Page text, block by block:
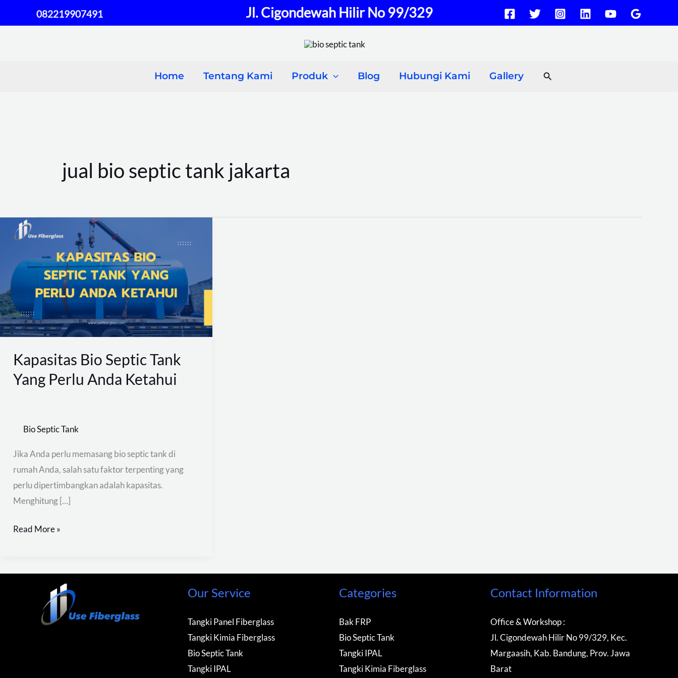
to
082219907491 Jl. Cigondewah Hilir No 99/329
Home Tentang Kami Produk Blog Hubungi Kami Gallery Search
jual bio septic tank jakarta
Kapasitas Bio Septic Tank
Yang Perlu Anda Ketahui
Bio Septic Tank
Jika Anda perlu memasang bio septic tank di
rumah Anda, salah satu faktor terpenting yang
perlu dipertimbangkan adalah kapasitas.
Menghitung […]
Kapasitas
Bio
Tank
Perlu
Anda
Ketahui
Read More »
Our Service
Tangki Panel Fiberglass
Tangki Kimia Fiberglass
Bio Septic Tank
Tangki IPAL
Categories
Bak FRP
Bio Septic Tank
Tangki IPAL
Tangki Kimia Fiberglass
Contact Information
Office & Workshop :
Jl. Cigondewah Hilir No 99/329, Kec.
Margaasih, Kab. Bandung, Prov. Jawa
Barat